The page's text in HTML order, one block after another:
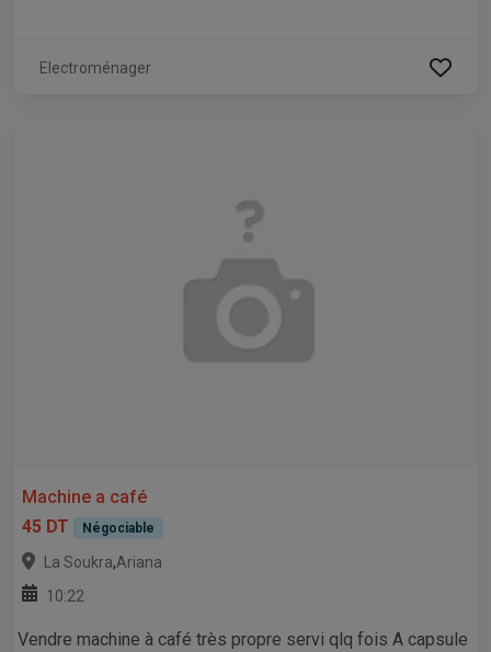
Electroménager
Machine a café
45 DT
Négociable
La Soukra,Ariana
10:22
Vendre machine à café très propre servi qlq fois A capsule